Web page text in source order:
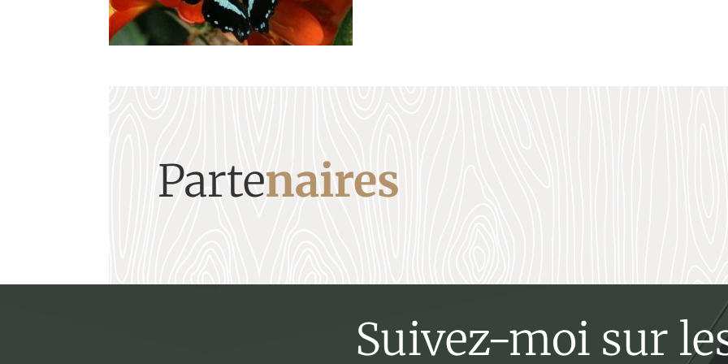
Partenaires
Suivez-moi sur